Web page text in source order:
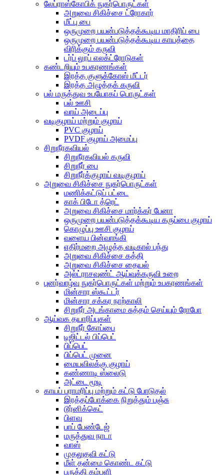
லேப்ராஸ்கோபிக் நுகர்பொருட்கள்
அறுவை சிகிச்சை ட்ரோகார்
மீட்பு பை
ஒருமுறை பயன்படுத்தக்கூடிய மாதிரிப் பை
ஒருமுறை பயன்படுத்தக்கூடிய காயத்தை
விரிக்கும் கருவி
டர்ப் லூப் எலக்ட்ரோடுகள்
கண்டறியும் உபகரணங்கள்
இரத்த குளுக்கோஸ் மீட்டர்
இரத்த அழுத்தக் கருவி
பல் மருத்துவ உபயோகப் பொருட்கள்
பல் ஊசி
வாய் அடைப்பு
வடிகுழாய் மற்றும் குழாய்
PVC குழாய்
PVDF குழாய் அமைப்பு
சிறுநீரகவியல்
சிறுநீரகவியல் கருவி
சிறுநீர் பை
சிறுநீர்க்குழாய் வடிகுழாய்
அறுவை சிகிச்சை நுகர்பொருட்கள்
மணிக்கட்டுப் பட்டை
காக் பிடோ த்ரெட்
அறுவை சிகிச்சை மார்க்கர் பேனா
ஒருமுறை பயன்படுத்தக்கூடிய கருப்பை குழாய்
கொழுப்பு ஊசி குழாய்
வளைய பின்வாங்கி
எதிர்மறை அழுத்த வடிகால் பந்து
அறுவை சிகிச்சை கத்தி
அறுவை சிகிச்சை தையல்
அல்ட்ராசவுண்ட் ஆய்வுக்கருவி உறை
புனர்வாழ்வு நுகர்பொருட்கள் மற்றும் உபகரணங்கள்
மின்சார ஸ்கூட்டர்
மின்சார சக்கர நாற்காலி
சிறுநீர் அடங்காமை சுத்தம் செய்யும் ரோபோ
ஆய்வக தயாரிப்புகள்
சிறுநீர் கோப்பை
டிஜிட்டல் பிப்பெட்
பிப்பெட்
பிப்பெட் முனை
மையவிலக்கு குழாய்
கண்ணாடி ஸ்லைடு
அட்டை மூடி
காயப் பராமரிப்பு மற்றும் கட்டு போடுதல்
இரத்தப்போக்கை நிறுத்தும் பஞ்சு
டூர்னிக்கெட்
பிளவு
பாப் பேண்டேஜ்
மருத்துவ நாடா
வாஸ்
முதலுதவி கட்டு
மீள் தன்மை கொண்ட கட்டு
பருத்தி கம்பளி